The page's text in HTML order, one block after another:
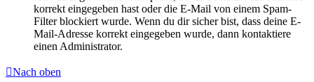
korrekt eingegeben hast oder die E-Mail von einem Spam-
Filter blockiert wurde. Wenn du dir sicher bist, dass deine E-
Mail-Adresse korrekt eingegeben wurde, dann kontaktiere
einen Administrator.
Nach oben